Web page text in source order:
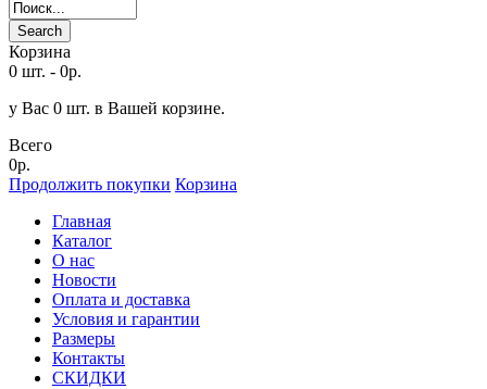
Search
Корзина
0 шт. - 0р.
у Вас 0 шт. в Вашей корзине.
Всего
0р.
Продолжить покупки Корзина
Главная
Каталог
О нас
Новости
Оплата и доставка
Условия и гарантии
Размеры
Контакты
СКИДКИ